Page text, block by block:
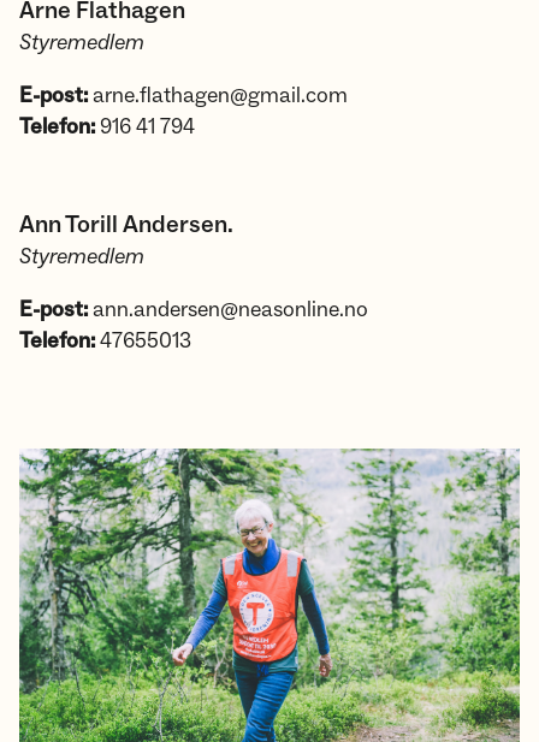
Arne Flathagen
Styremedlem
E-post:arne.flathagen@gmail.com
Telefon: 916 41 794
Ann Torill Andersen.
Styremedlem
E-post:ann.andersen@neasonline.no
Telefon:47655013